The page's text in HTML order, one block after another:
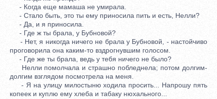
- Когда еще мамаша не умирала.
- Стало быть, это ты ему приносила пить и есть, Нелли?
- Да, и я приносила.
- Где ж ты брала, у Бубновой?
- Нет, я никогда ничего не брала у Бубновой, - настойчиво
проговорила она каким-то вздрогнувшим голосом.
- Где же ты брала, ведь у тебя ничего не было?
Нелли помолчала и страшно побледнела; потом долгим-
долгим взглядом посмотрела на меня.
- Я на улицу милостыню ходила просить... Напрошу пять
копеек и куплю ему хлеба и табаку нюхального...